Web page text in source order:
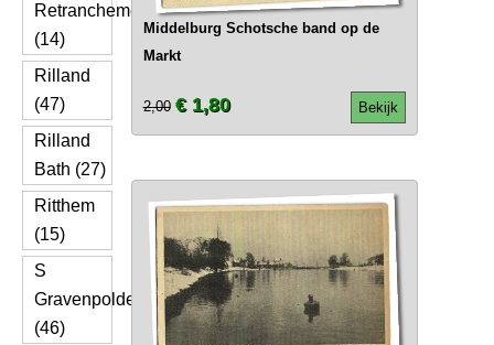
Retranchement
(14)
Rilland
(47)
Rilland
Bath (27)
Ritthem
(15)
S
Gravenpolder
(46)
Middelburg Schotsche band op de
Markt
Bekijk
2,00 € 1,80